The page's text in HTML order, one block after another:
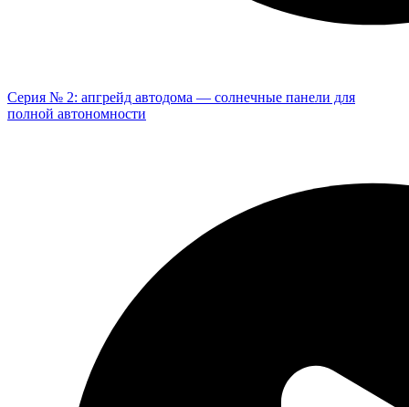
Серия № 2: апгрейд автодома — солнечные панели для
полной автономности